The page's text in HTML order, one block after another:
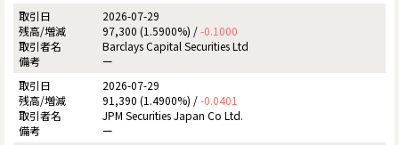
2026-07-29
97,300 (1.5900%) /-0.1000
Barclays Capital Securities Ltd
ー
2026-07-29
91,390 (1.4900%) /-0.0401
JPM Securities Japan Co Ltd.
ー